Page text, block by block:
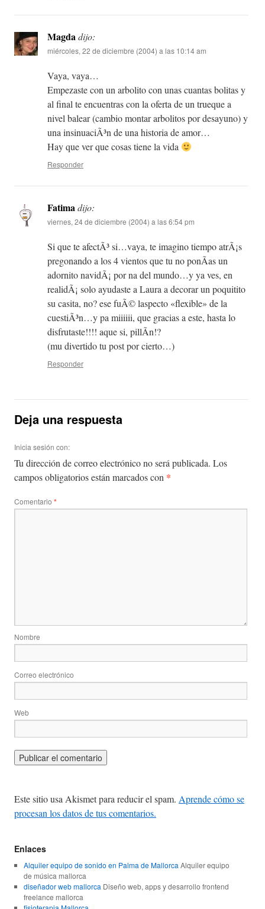
Magdadijo:
miércoles, 22 de diciembre (2004) a las 10:14 am
Vaya, vaya…
Empezaste con un arbolito con unas cuantas bolitas y
al final te encuentras con la oferta de un trueque a
nivel balear (cambio montar arbolitos por desayuno) y
una insinuaciÃ³n de una historia de amor…
Hay que ver que cosas tiene la vida
Responder
Fatimadijo:
viernes, 24 de diciembre (2004) a las 6:54 pm
Si que te afectÃ³ si…vaya, te imagino tiempo atrÃ¡s
pregonando a los 4 vientos que tu no ponÃ­as un
adornito navidÃ¡ por na del mundo…y ya ves, en
realidÃ¡ solo ayudaste a Laura a decorar un poquitito
su casita, no? ese fuÃ© laspecto «flexible» de la
cuestiÃ³n…y pa miiiiii, que gracias a este, hasta lo
disfrutaste!!!! aque si, pillÃ­n!?
(mu divertido tu post por cierto…)
Responder
Deja una respuesta
Inicia sesión con:
Tu dirección de correo electrónico no será publicada. Los
campos obligatorios están marcados con *
Comentario *
Nombre
Correo electrónico
Web
Este sitio usa Akismet para reducir el spam. Aprende cómo se
procesan los datos de tus comentarios.
Enlaces
Alquiler equipo de sonido en Palma de Mallorca Alquiler equipo
de música mallorca
diseñador web mallorca Diseño web, apps y desarrollo frontend
freelance mallorca